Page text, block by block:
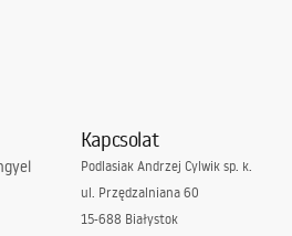
Kapcsolat
Podlasiak Andrzej Cylwik sp. k.
ul. Przędzalniana 60
15-688 Białystok